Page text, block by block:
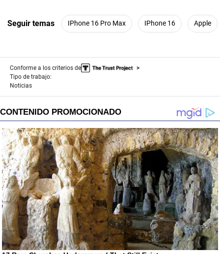
Seguir temas IPhone 16 Pro Max IPhone 16 Apple
Conforme a los criterios de
Tipo de trabajo:
Noticias